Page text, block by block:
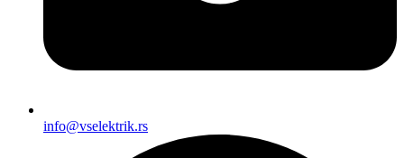
info@vselektrik.rs